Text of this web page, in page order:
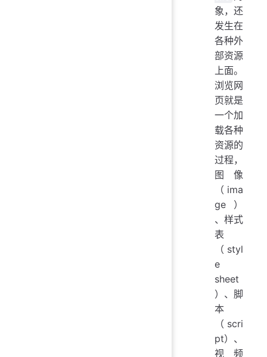
象，还
发生在
各种外
部资源
上面。
浏览网
页就是
一个加
载各种
资源的
过程，
图像
（ima
ge）
、样式
表
（styl
e
sheet
）、脚
本
（scri
pt）、
视频